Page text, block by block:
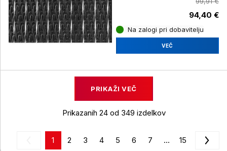
94,40 €
Na zalogi pri dobavitelju
VEČ
PRIKAŽI VEČ
Prikazanih 24 od 349 izdelkov
1 2 3 4 5 6 7 ... 15